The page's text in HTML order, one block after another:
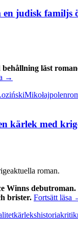
judisk familjs
läst
Läsvärd
roman
judisk
→
Mikołajpolen
kärlek med
roman.
Winns
brister. Fortsätt läsa
kärlekshistoriakritik